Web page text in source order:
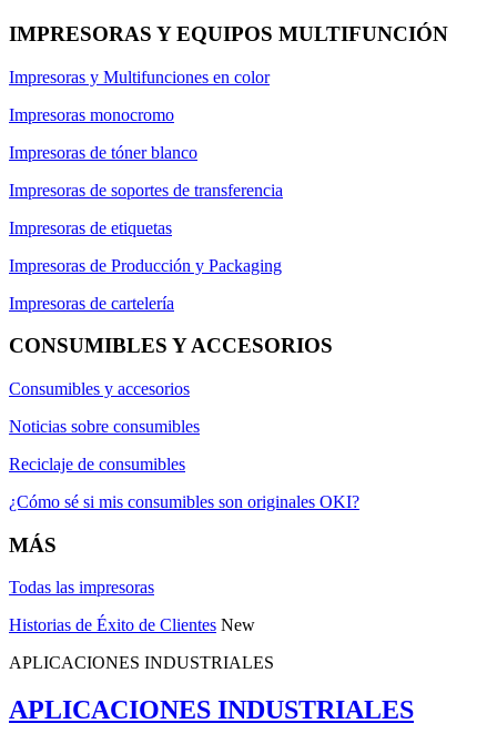
IMPRESORAS Y EQUIPOS MULTIFUNCIÓN
Impresoras y Multifunciones en color
Impresoras monocromo
Impresoras de tóner blanco
Impresoras de soportes de transferencia
Impresoras de etiquetas
Impresoras de Producción y Packaging
Impresoras de cartelería
CONSUMIBLES Y ACCESORIOS
Consumibles y accesorios
Noticias sobre consumibles
Reciclaje de consumibles
¿Cómo sé si mis consumibles son originales OKI?
MÁS
Todas las impresoras
Historias de Éxito de Clientes New
APLICACIONES INDUSTRIALES
APLICACIONES INDUSTRIALES